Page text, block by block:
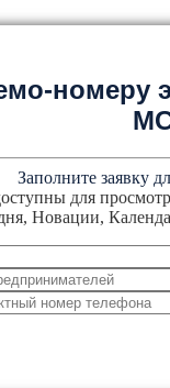
номеру
Заполните заявку
для
Новации,